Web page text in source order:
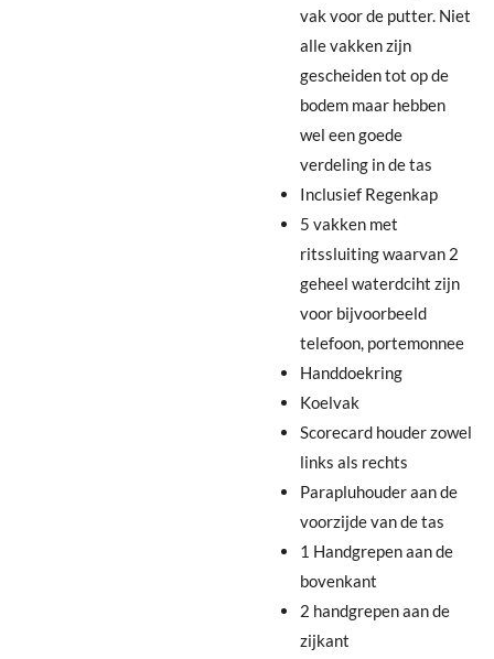
vak voor de putter. Niet
alle vakken zijn
gescheiden tot op de
bodem maar hebben
wel een goede
verdeling in de tas
Inclusief Regenkap
5 vakken met
ritssluiting waarvan 2
geheel waterdciht zijn
voor bijvoorbeeld
telefoon, portemonnee
Handdoekring
Koelvak
Scorecard houder zowel
links als rechts
Parapluhouder aan de
voorzijde van de tas
1 Handgrepen aan de
bovenkant
2 handgrepen aan de
zijkant